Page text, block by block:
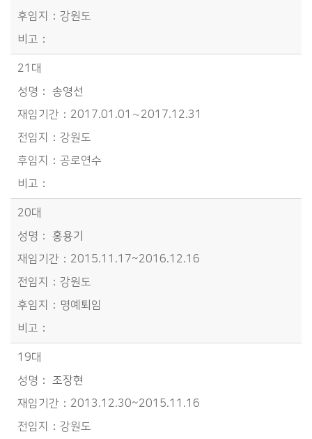
강원도
21대
송영선
2017.01.01∼2017.12.31
강원도
공로연수
20대
홍용기
2015.11.17~2016.12.16
강원도
명예퇴임
19대
조장현
2013.12.30~2015.11.16
강원도